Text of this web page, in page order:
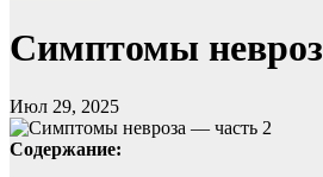
Симптомы
Июл 29, 2025
Содержание: